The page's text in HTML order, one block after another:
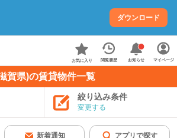
ダウンロード
お気に入り 閲覧履歴 お知らせ マイページ
賀県)の賃貸物件一覧
絞り込み条件
変更する
新着通知 アプリで探す